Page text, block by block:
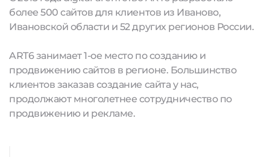
более 500 сайтов для клиентов из Иваново,
Ивановской области и 52 других регионов России.
ART6 занимает 1-ое место по созданию и
продвижению сайтов в регионе. Большинство
клиентов заказав создание сайта у нас,
продолжают многолетнее сотрудничество по
продвижению и рекламе.